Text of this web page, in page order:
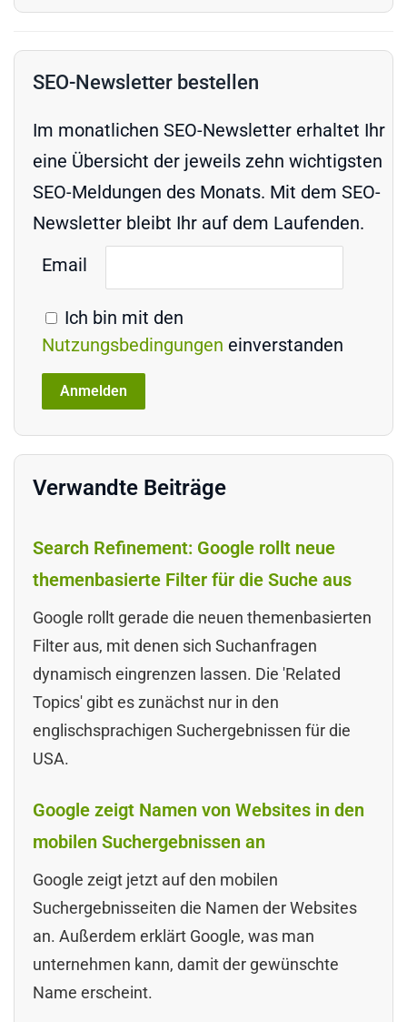
SEO-Newsletter bestellen
Im monatlichen SEO-Newsletter erhaltet Ihr
eine Übersicht der jeweils zehn wichtigsten
SEO-Meldungen des Monats. Mit dem SEO-
Newsletter bleibt Ihr auf dem Laufenden.
Email
Ich bin mit den
Nutzungsbedingungen einverstanden
Verwandte Beiträge
Search Refinement: Google rollt neue
themenbasierte Filter für die Suche aus
Google rollt gerade die neuen themenbasierten
Filter aus, mit denen sich Suchanfragen
dynamisch eingrenzen lassen. Die 'Related
Topics' gibt es zunächst nur in den
englischsprachigen Suchergebnissen für die
USA.
Google zeigt Namen von Websites in den
mobilen Suchergebnissen an
Google zeigt jetzt auf den mobilen
Suchergebnisseiten die Namen der Websites
an. Außerdem erklärt Google, was man
unternehmen kann, damit der gewünschte
Name erscheint.